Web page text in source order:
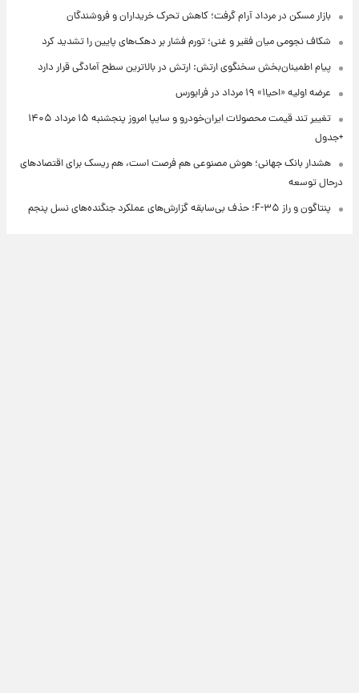
بازار مسکن در مرداد آرام گرفت؛ کاهش تحرک خریداران و فروشندگان
شکاف نجومی میان فقیر و غنی؛ تورم فشار بر دهک‌های پایین را تشدید کرد
پیام اطمینان‌بخش سخنگوی ارتش: ارتش در بالاترین سطح آمادگی قرار دارد
عرضه اولیه «احیا۱» ۱۹ مرداد در فرابورس
تغییر تند قیمت محصولات ایران‌خودرو و سایپا امروز پنجشنبه ۱۵ مرداد ۱۴۰۵
+جدول
هشدار بانک جهانی؛ هوش مصنوعی هم فرصت است، هم ریسک برای اقتصادهای
درحال توسعه
پنتاگون و راز F-۳۵؛ حذف بی‌سابقه گزارش‌های عملکرد جنگنده‌های نسل پنجم